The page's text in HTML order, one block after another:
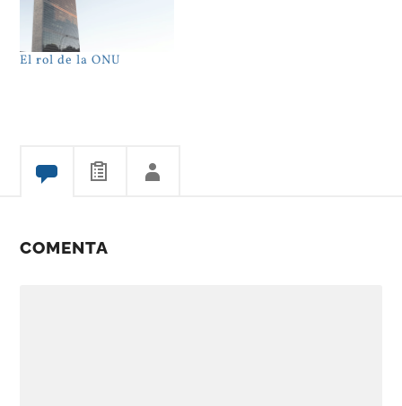
El rol de la ONU
COMENTA